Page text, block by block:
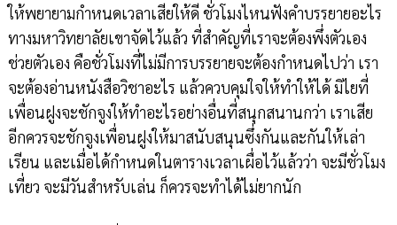
ให้พยายามกำหนดเวลาเสียให้ดี ชั่วโมงไหนฟังคำบรรยายอะไร
ทางมหาวิทยาลัยเขาจัดไว้แล้ว ที่สำคัญที่เราจะต้องพึ่งตัวเอง
ช่วยตัวเอง คือชั่วโมงที่ไม่มีการบรรยายจะต้องกำหนดไปว่า เรา
จะต้องอ่านหนังสือวิชาอะไร แล้วควบคุมใจให้ทำให้ได้ มิไยที่
เพื่อนฝูงจะชักจูงให้ทำอะไรอย่างอื่นที่สนุกสนานกว่า เราเสีย
อีกควรจะชักจูงเพื่อนฝูงให้มาสนับสนุนซึ่งกันและกันให้เล่า
เรียน และเมื่อได้กำหนดในตารางเวลาเผื่อไว้แล้วว่า จะมีชั่วโมง
เที่ยว จะมีวันสำหรับเล่น ก็ควรจะทำได้ไม่ยากนัก